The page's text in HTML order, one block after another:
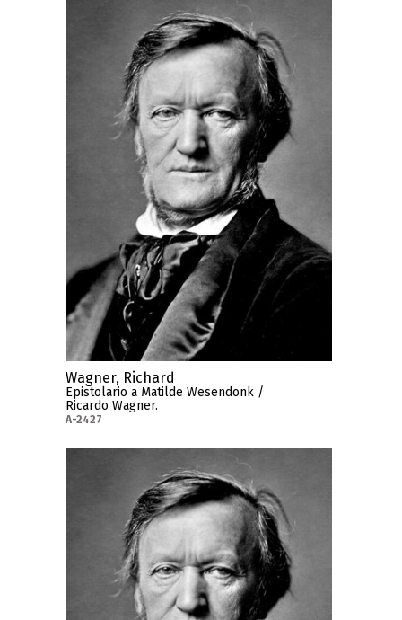
Wagner, Richard
Epistolario a Matilde Wesendonk /
Ricardo Wagner.
A-2427